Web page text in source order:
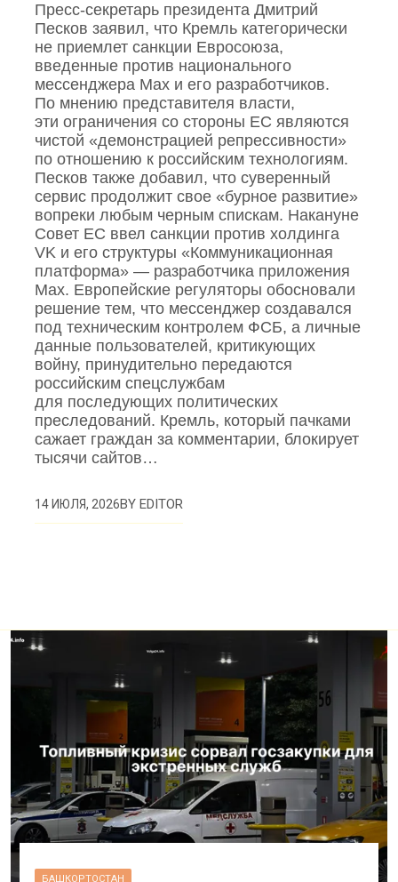
Пресс‑секретарь президента Дмитрий
Песков заявил, что Кремль категорически
не приемлет санкции Евросоюза,
введенные против национального
мессенджера Mах и его разработчиков.
По мнению представителя власти,
эти ограничения со стороны ЕС являются
чистой «демонстрацией репрессивности»
по отношению к российским технологиям.
Песков также добавил, что суверенный
сервис продолжит свое «бурное развитие»
вопреки любым черным спискам. Накануне
Совет ЕС ввел санкции против холдинга
VK и его структуры «Коммуникационная
платформа» — разработчика приложения
Mах. Европейские регуляторы обосновали
решение тем, что мессенджер создавался
под техническим контролем ФСБ, а личные
данные пользователей, критикующих
войну, принудительно передаются
российским спецслужбам
для последующих политических
преследований. Кремль, который пачками
сажает граждан за комментарии, блокирует
тысячи сайтов…
14 ИЮЛЯ, 2026BYEDITOR
БАШКОРТОСТАН